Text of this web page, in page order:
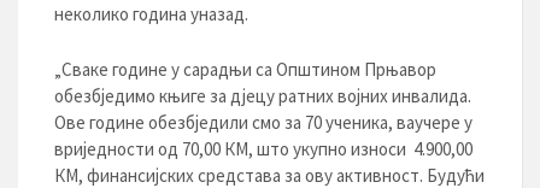
неколико година уназад.
„Сваке године у сарадњи са Општином Прњавор
обезбједимо књиге за дјецу ратних војних инвалида.
Ове године обезбједили смо за 70 ученика, ваучере у
вриједности од 70,00 КМ, што укупно износи 4.900,00
КМ, финансијских средстава за ову активност. Будући